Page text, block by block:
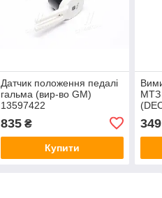
Датчик положення педалі
гальма (вир-во GM)
13597422
835₴
Купити
МТЗ
349